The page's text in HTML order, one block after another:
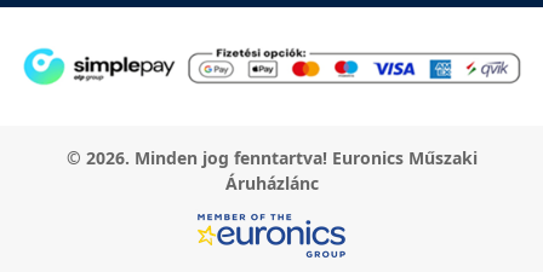
© 2026. Minden jog fenntartva! Euronics Műszaki
Áruházlánc